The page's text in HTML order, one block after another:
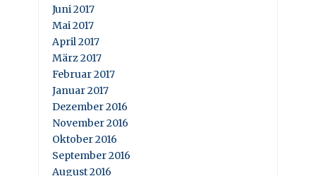
Juni 2017
Mai 2017
April 2017
März 2017
Februar 2017
Januar 2017
Dezember 2016
November 2016
Oktober 2016
September 2016
August 2016